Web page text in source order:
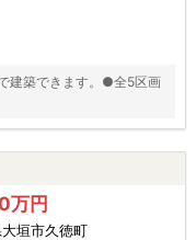
建築できます。●全5区画
万円
垣市久徳町